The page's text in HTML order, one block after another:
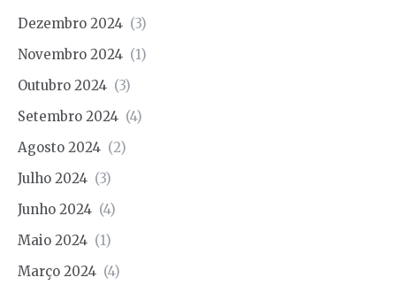
Dezembro 2024 (3)
Novembro 2024 (1)
Outubro 2024 (3)
Setembro 2024 (4)
Agosto 2024 (2)
Julho 2024 (3)
Junho 2024 (4)
Maio 2024 (1)
Março 2024 (4)